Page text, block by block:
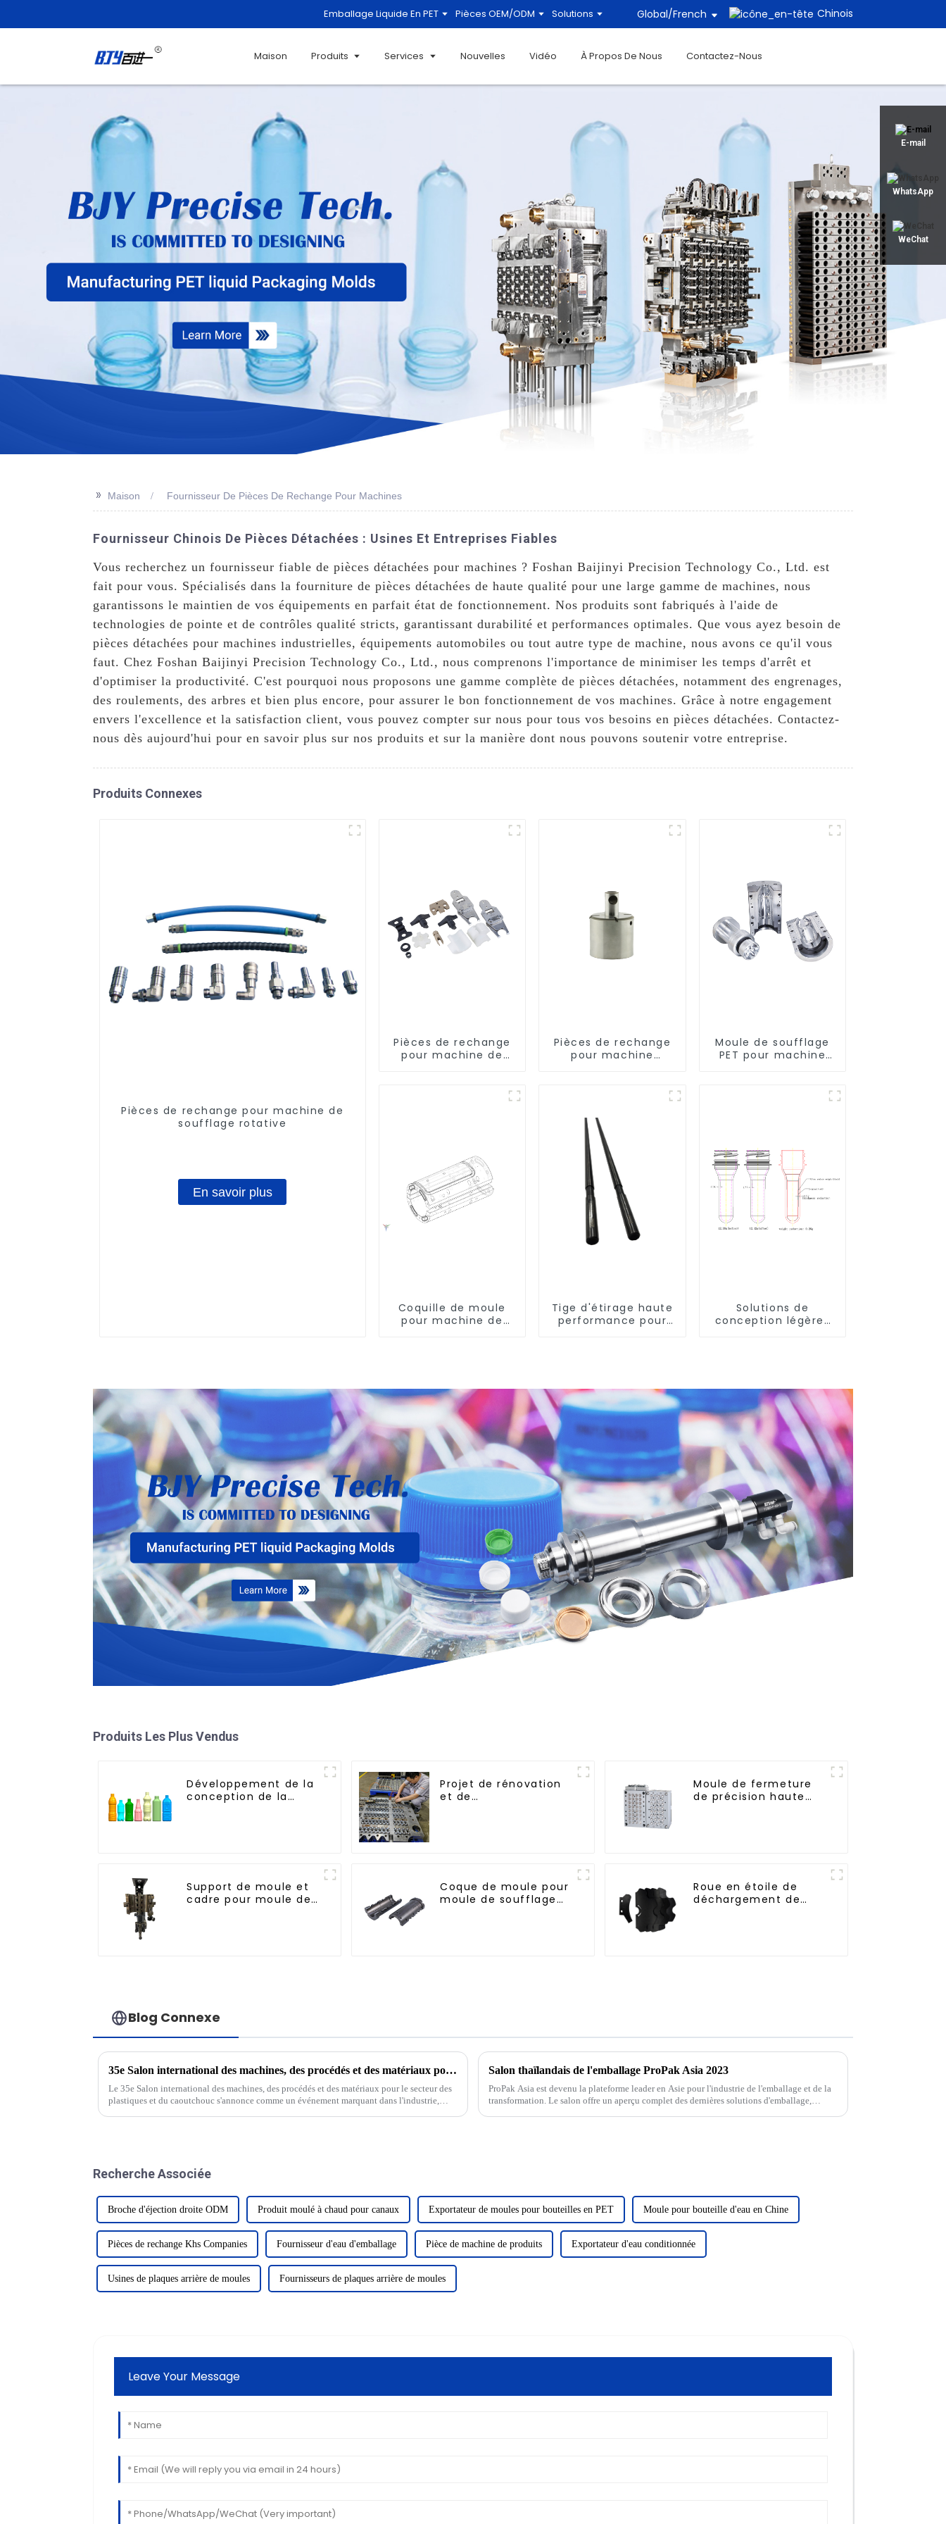
Emballage Liquide En PET Pièces OEM/ODM Solutions Global/French Chinois
Maison Produits Services Nouvelles Vidéo À Propos De Nous Contactez-Nous
E-mail
WhatsApp
WeChat
>> Maison Fournisseur De Pièces De Rechange Pour Machines
Fournisseur Chinois De Pièces Détachées : Usines Et Entreprises Fiables
Vous recherchez un fournisseur fiable de pièces détachées pour machines ? Foshan Baijinyi Precision Technology Co., Ltd. est
fait pour vous. Spécialisés dans la fourniture de pièces détachées de haute qualité pour une large gamme de machines, nous
garantissons le maintien de vos équipements en parfait état de fonctionnement. Nos produits sont fabriqués à l'aide de
technologies de pointe et de contrôles qualité stricts, garantissant durabilité et performances optimales. Que vous ayez besoin de
pièces détachées pour machines industrielles, équipements automobiles ou tout autre type de machine, nous avons ce qu'il vous
faut. Chez Foshan Baijinyi Precision Technology Co., Ltd., nous comprenons l'importance de minimiser les temps d'arrêt et
d'optimiser la productivité. C'est pourquoi nous proposons une gamme complète de pièces détachées, notamment des engrenages,
des roulements, des arbres et bien plus encore, pour assurer le bon fonctionnement de vos machines. Grâce à notre engagement
envers l'excellence et la satisfaction client, vous pouvez compter sur nous pour tous vos besoins en pièces détachées. Contactez-
nous dès aujourd'hui pour en savoir plus sur nos produits et sur la manière dont nous pouvons soutenir votre entreprise.
Produits Connexes
Pièces de rechange pour machine de
soufflage rotative
En savoir plus
Pièces de rechange
pour machine de
Pièces de rechange
pour machine
Moule de soufflage
PET pour machine
Coquille de moule
pour machine de
Tige d'étirage haute
performance pour
Solutions de
conception légères
Produits Les Plus Vendus
Développement de la
conception de la
Projet de rénovation
et de
Moule de fermeture
de précision haute
Support de moule et
cadre pour moule de
Coque de moule pour
moule de soufflage
Roue en étoile de
déchargement de
Blog Connexe
35e Salon international des machines, des procédés et des matériaux pour le plastique et le caoutchouc
Le 35e Salon international des machines, des procédés et des matériaux pour le secteur des
plastiques et du caoutchouc s'annonce comme un événement marquant dans l'industrie,
Salon thaïlandais de l'emballage ProPak Asia 2023
ProPak Asia est devenu la plateforme leader en Asie pour l'industrie de l'emballage et de la
transformation. Le salon offre un aperçu complet des dernières solutions d'emballage,
Recherche Associée
Broche d'éjection droite ODM Produit moulé à chaud pour canaux Exportateur de moules pour bouteilles en PET Moule pour bouteille d'eau en Chine
Pièces de rechange Khs Companies Fournisseur d'eau d'emballage Pièce de machine de produits Exportateur d'eau conditionnée
Usines de plaques arrière de moules Fournisseurs de plaques arrière de moules
Leave Your Message